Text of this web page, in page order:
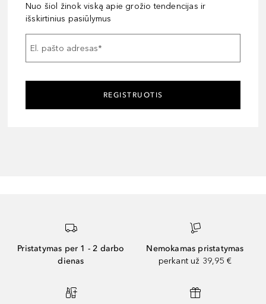
Nuo šiol žinok viską apie grožio tendencijas ir
išskirtinius pasiūlymus
El. pašto adresas*
REGISTRUOTIS
Pristatymas per 1 - 2 darbo
dienas
Nemokamas pristatymas
perkant už 39,95 €